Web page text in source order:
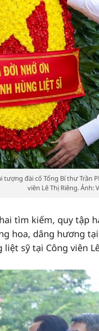
đài cố Tổng Bí thư Trần
viên Lê Thị Riêng. Ảnh:
tìm kiếm, quy tập
hoa, dâng hương
sỹ tại Công viên